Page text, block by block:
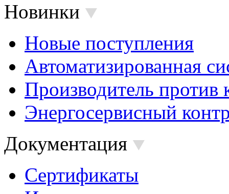
Новинки
Новые поступления
Автоматизированная
Производитель против
Энергосервисный
Документация
Сертификаты